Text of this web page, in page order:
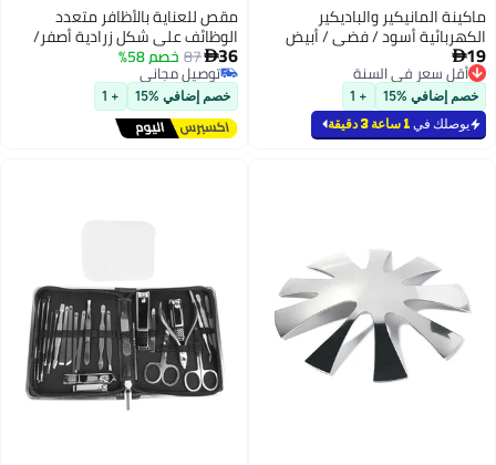
مقص للعناية بالأظافر متعدد
الوظائف على شكل زرادية أصفر/
فضي
36
توصيل مجاني
توصيل مجاني
خصم إضافي %15 + 1